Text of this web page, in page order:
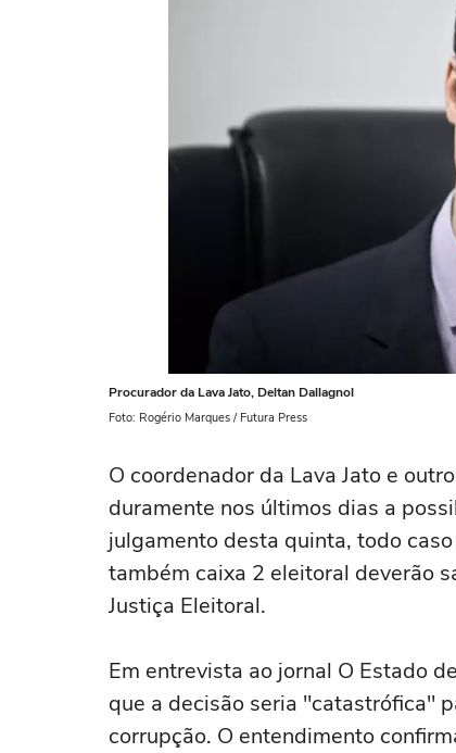
Procurador da Lava Jato, Deltan Dallagnol
Foto: Rogério Marques / Futura Press
O coordenador da Lava Jato e
duramente nos últimos dias a
julgamento desta quinta, todo
também caixa 2 eleitoral deverão
Justiça Eleitoral.
Em entrevista ao jornal O Estado
que a decisão seria "catastrófica"
corrupção. O entendimento